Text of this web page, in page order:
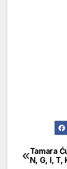
Tamara
N, G, I, T,